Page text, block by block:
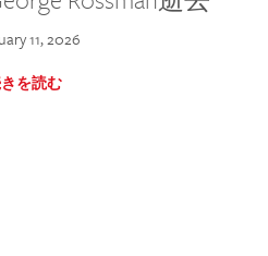
11, 2026
を読む